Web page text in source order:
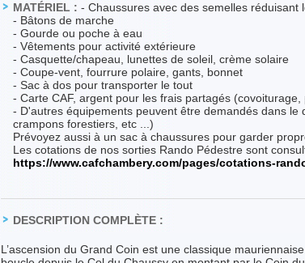
MATÉRIEL : - Chaussures avec des semelles réduisant
- Bâtons de marche
- Gourde ou poche à eau
- Vêtements pour activité extérieure
- Casquette/chapeau, lunettes de soleil, crème solaire
- Coupe-vent, fourrure polaire, gants, bonnet
- Sac à dos pour transporter le tout
- Carte CAF, argent pour les frais partagés (covoiturage,
- D'autres équipements peuvent être demandés dans le
crampons forestiers, etc ...)
Prévoyez aussi à un sac à chaussures pour garder
Les cotations de nos sorties Rando Pédestre sont
https://www.cafchambery.com/pages/cotations-
DESCRIPTION COMPLÈTE :
L’ascension du Grand Coin est une classique